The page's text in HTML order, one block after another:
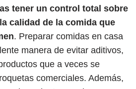
tener un control total sobre
calidad de la comida que
. Preparar comidas en casa
manera de evitar aditivos,
que a veces se
comerciales. Además,